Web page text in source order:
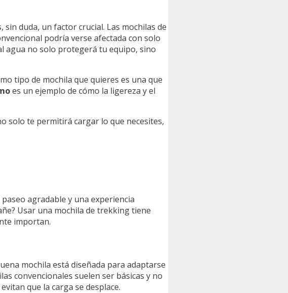
duda, un factor crucial. Las mochilas de
podría verse afectada con solo
agua no solo protegerá tu equipo, sino
tipo de mochila que quieres es una que
es un ejemplo de cómo la ligereza y el
solo te permitirá cargar lo que necesites,
agradable y una experiencia
Usar una mochila de trekking tiene
importan.
mochila está diseñada para adaptarse
convencionales suelen ser básicas y no
que la carga se desplace.